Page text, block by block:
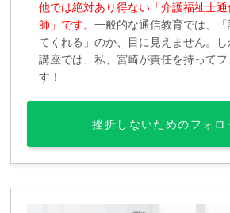
他では絶対あり得ない「介護福祉士
師」です。一般的な通信教育では、
てくれる」のか、目に見えません。
講座では、私、宮崎が責任を持ってフ
す！
挫折しないためのフォロ